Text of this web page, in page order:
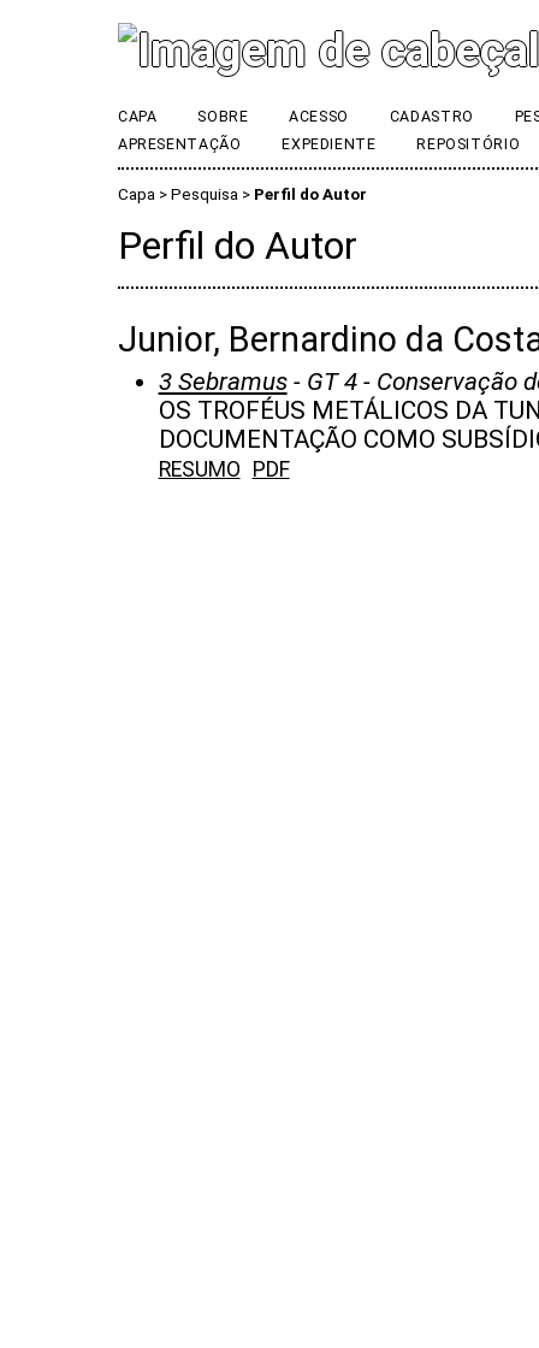
CAPA SOBRE ACESSO CADASTRO
APRESENTAÇÃO
EXPEDIENTE REPOSITÓRIO
Capa > Pesquisa > Perfil do Autor
Perfil do Autor
Junior, Bernardino da
3 Sebramus- GT 4 - Conservação
OS TROFÉUS METÁLICOS DA
DOCUMENTAÇÃO COMO
RESUMO PDF